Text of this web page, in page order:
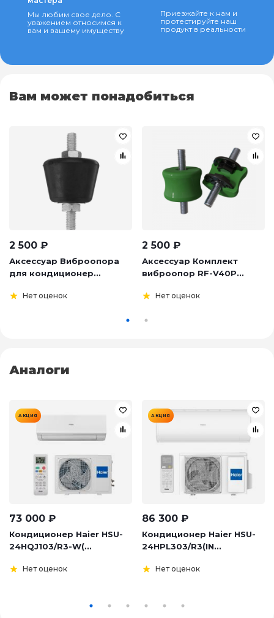
Мы любим свое дело. С
уважением относимся к
вам и вашему имуществу
Приезжайте к нам и
протестируйте наш
продукт в реальности
Вам может понадобиться
2 500 ₽
Аксессуар Виброопора
для кондиционер...
Нет оценок
2 500 ₽
Аксессуар Комплект
виброопор RF-V40P...
Нет оценок
Аналоги
АКЦИЯ
73 000 ₽
Кондиционер Haier HSU-
24HQJ103/R3-W(...
Нет оценок
АКЦИЯ
86 300 ₽
Кондиционер Haier HSU-
24HPL303/R3(IN...
Нет оценок